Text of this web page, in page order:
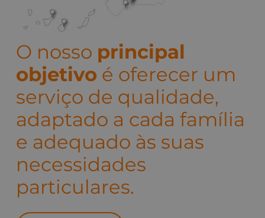
O nosso principal
objetivo é oferecer um
serviço de qualidade,
adaptado a cada família
e adequado às suas
necessidades
particulares.